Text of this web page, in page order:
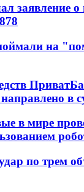
заявление
на
в
в мире
по трем